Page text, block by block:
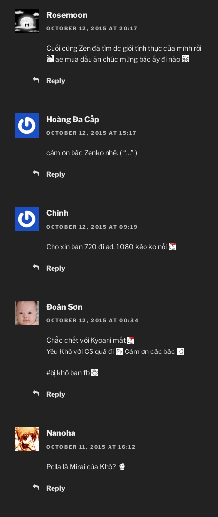
Rosemoon
OCTOBER 12, 2015 AT 20:17
Cuối cùng Zen đã tìm dc giới tính thực của mình rồi
ae mua dầu ăn chúc mừng bác ấy đi nào
Reply
Hoàng Đa Cấp
OCTOBER 12, 2015 AT 15:17
cảm ơn bác Zenko nhé. ( “…” )
Reply
Chinh
OCTOBER 12, 2015 AT 09:19
Cho xin bản 720 đi ad, 1080 kéo ko nỗi
Reply
Đoàn Sơn
OCTOBER 12, 2015 AT 00:34
Chắc chết với Kyoani mất
Yêu Khô với CS quá đi
Cảm ơn các bác
#bị khô ban fb
Reply
Nanoha
OCTOBER 11, 2015 AT 16:12
Polla là Mirai của Khô?
Reply